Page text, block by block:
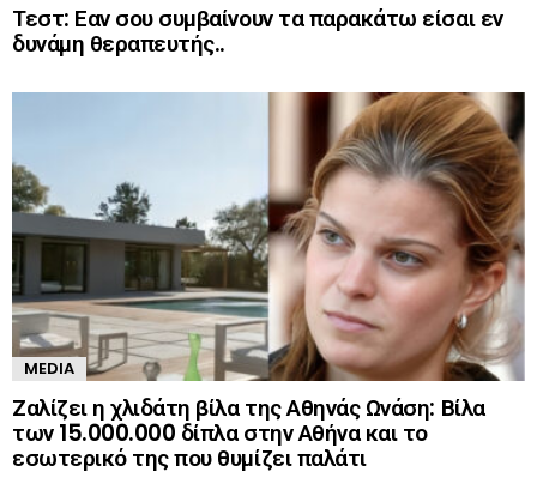
Τεστ: Εαν σου συμβαίνουν τα παρακάτω είσαι εν
δυνάμη θεραπευτής..
MEDIA
Ζαλίζει η χλιδάτη βίλα της Αθηνάς Ωνάση: Βίλα
των 15.000.000 δίπλα στην Αθήνα και το
εσωτερικό της που θυμίζει παλάτι